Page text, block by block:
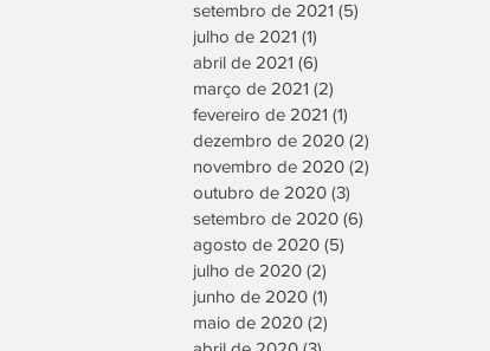
setembro de 2021 (5)
julho de 2021 (1)
abril de 2021 (6)
março de 2021 (2)
fevereiro de 2021 (1)
dezembro de 2020 (2)
novembro de 2020 (2)
outubro de 2020 (3)
setembro de 2020 (6)
agosto de 2020 (5)
julho de 2020 (2)
junho de 2020 (1)
maio de 2020 (2)